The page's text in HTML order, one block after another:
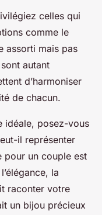
celles qui
comme le
assorti mais pas
autant
d’harmoniser
de chacun.
idéale, posez-vous
il représenter
pour un couple est
la
raconter votre
un bijou précieux